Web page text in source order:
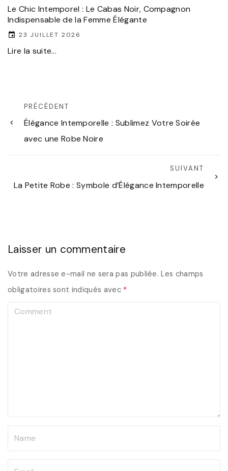
Le Chic Intemporel : Le Cabas Noir, Compagnon
Indispensable de la Femme Élégante
23 JUILLET 2026
Lire la suite...
PRÉCÉDENT
Élégance Intemporelle : Sublimez Votre Soirée
avec une Robe Noire
SUIVANT
La Petite Robe : Symbole d’Élégance Intemporelle
Laisser un commentaire
Votre adresse e-mail ne sera pas publiée. Les champs
obligatoires sont indiqués avec *